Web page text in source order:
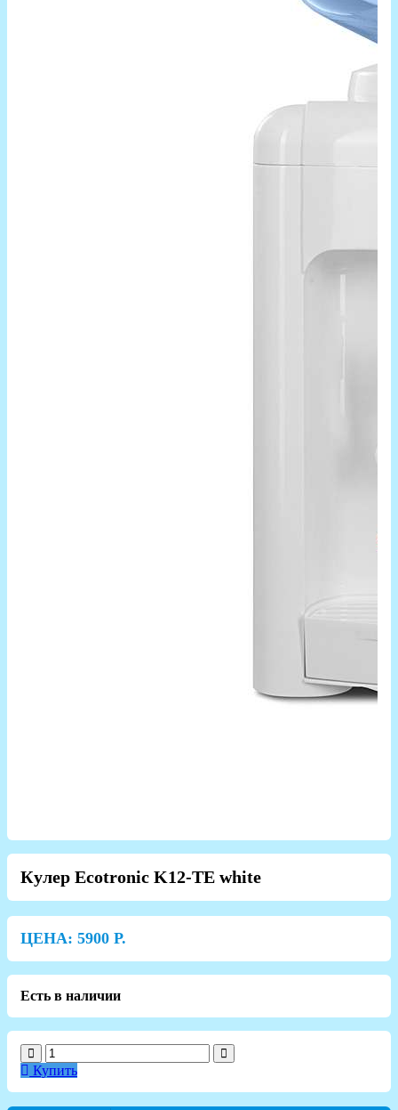
Кулер Ecotronic K12-TE white
ЦЕНА: 5900 Р.
Есть в наличии
Купить